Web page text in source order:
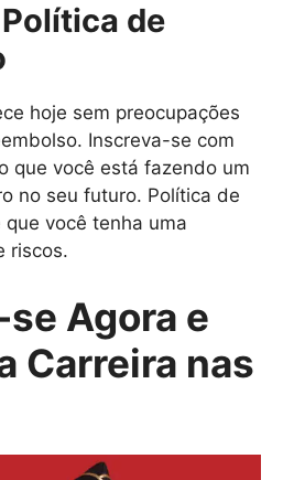
de
hoje sem preocupações
Inscreva-se com
que você está fazendo um
no seu futuro. Política de
você tenha uma
riscos.
Agora e
Carreira nas